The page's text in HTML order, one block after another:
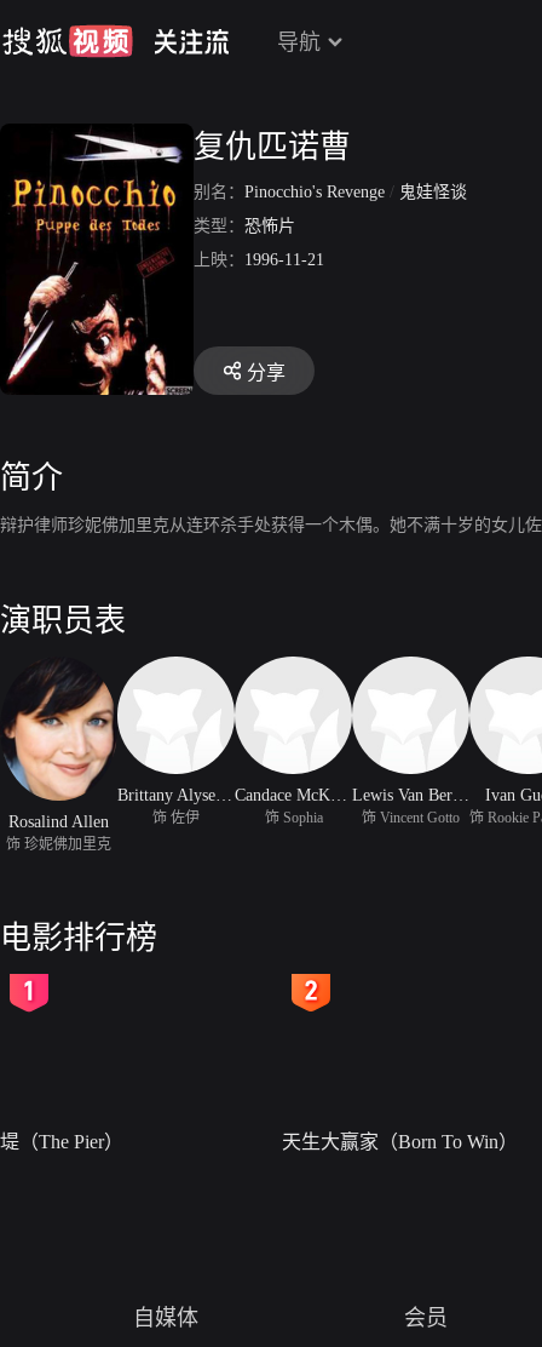
导航
复仇匹诺曹
别名： Pinocchio's Revenge / 鬼娃怪谈
类型： 恐怖片
上映： 1996-11-21
分享
简介
辩护律师珍妮佛加里克从连环杀手处获得一个木偶。她不满十岁的女儿
演职员表
Rosalind Allen
饰 珍妮佛加里克
Brittany Alyse Smith
饰 佐伊
Candace McKenzie
饰 Sophia
Lewis Van Bergen
饰 Vincent Gotto
Ivan
电影排行榜
堤（The Pier） 天生大赢家（Born To Win）
自媒体 会员